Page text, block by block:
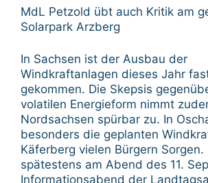
MdL Petzold übt auch Kritik am
Solarpark Arzberg
In Sachsen ist der Ausbau der
Windkraftanlagen dieses Jahr
gekommen. Die Skepsis
volatilen Energieform nimmt
Nordsachsen spürbar zu. In
besonders die geplanten
Käferberg vielen Bürgern Sorgen.
spätestens am Abend des 11.
Informationsabend der